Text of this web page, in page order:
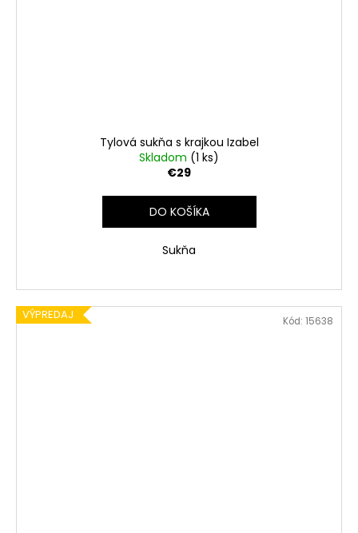
Tylová sukňa s krajkou Izabel
Skladom (1 ks)
€29
DO KOŠÍKA
Sukňa
VÝPREDAJ Kód: 15638